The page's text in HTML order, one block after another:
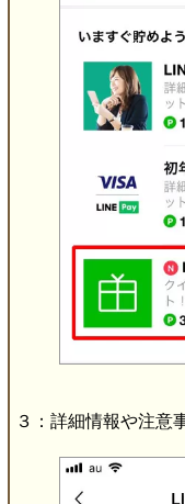
３：詳細情報や注意